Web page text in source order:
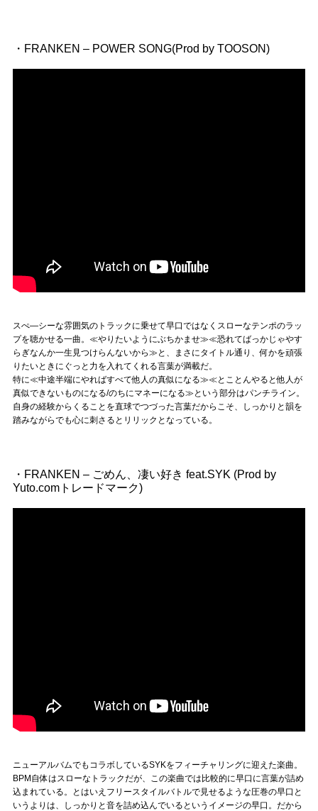
・FRANKEN – POWER SONG(Prod by TOOSON)
スぺ―シーな雰囲気のトラックに乗せて早口ではなくスローなテンポのラッ
プを聴かせる一曲。≪やりたいようにぶちかませ≫≪恐れてばっかじゃやす
らぎなんか一生見つけらんないから≫と、まさにタイトル通り、何かを頑張
りたいときにぐっと力を入れてくれる言葉が満載だ。
特に≪中途半端にやればすべて他人の真似になる≫≪とことんやると他人が
真似できないものになる/のちにマネーになる≫という部分はパンチライン。
自身の経験からくることを直球でつづった言葉だからこそ、しっかりと韻を
踏みながらでも心に刺さるとリリックとなっている。
・FRANKEN – ごめん、凄い好き feat.SYK (Prod by
Yuto.comトレードマーク)
ニューアルバムでもコラボしているSYKをフィーチャリングに迎えた楽曲。
BPM自体はスローなトラックだが、この楽曲では比較的に早口に言葉が詰め
込まれている。とはいえフリースタイルバトルで見せるような圧巻の早口と
いうよりは、しっかりと音を詰め込んでいるというイメージの早口。だから